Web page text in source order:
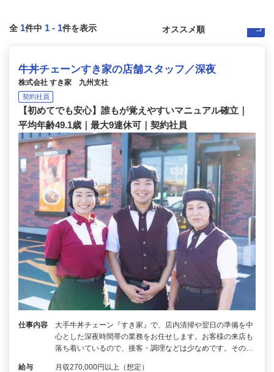
全 1件中 1 - 1件を表示
牛丼チェーンすき家の店舗スタッフ／深夜
株式会社 すき家 九州支社
契約社員
【初めてでも安心】誰もが覚えやすいマニュアル確立｜
平均年齢49.1歳｜最大9連休可｜契約社員
仕事内容
大手牛丼チェーン『すき家』で、店内清掃や翌日の準備を中
心とした深夜時間帯の業務をお任せします。お客様の来店も
落ち着いているので、接客・調理などは少なめです。その…
給与 月収270,000円以上（想定）